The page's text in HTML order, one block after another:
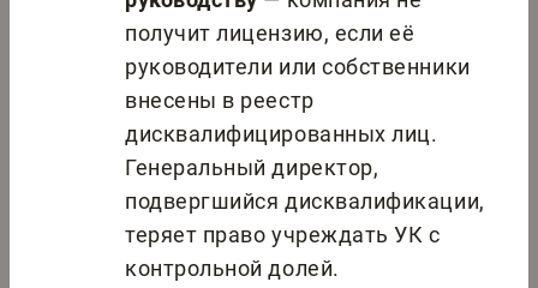
получит лицензию, если её
руководители или собственники
внесены в реестр
дисквалифицированных лиц.
Генеральный директор,
подвергшийся дисквалификации,
теряет право учреждать УК с
контрольной долей.